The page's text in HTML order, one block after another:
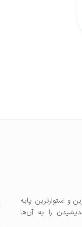
و استوارترین پایه
را به آن‌ها